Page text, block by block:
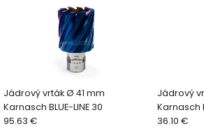
Jádrový vrták Ø 41 mm
Karnasch BLUE-LINE 30
95.63 €
Jádrový
Karnasch
36.10 €